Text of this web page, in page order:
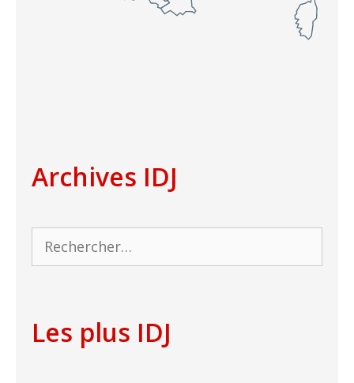
Archives IDJ
Rechercher :
Les plus IDJ